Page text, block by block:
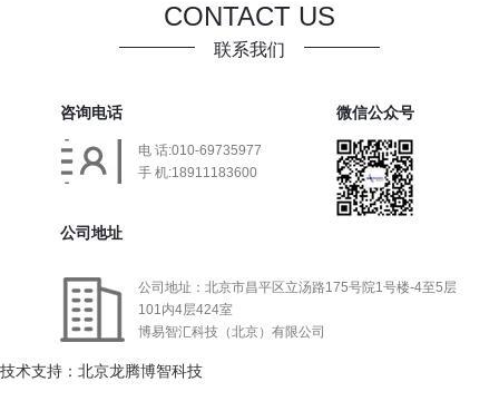
CONTACT US
联系我们
咨询电话
电 话:010-69735977
手 机:18911183600
微信公众号
公司地址
公司地址：北京市昌平区立汤路175号院1号楼-4至5层
101内4层424室
博易智汇科技（北京）有限公司
技术支持：北京龙腾博智科技